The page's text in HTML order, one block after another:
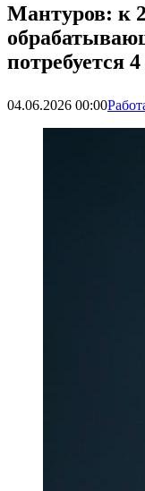
Мантуров: к
потребуется
04.06.2026 00:00